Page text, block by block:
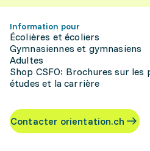
Information pour
Écolières et écoliers
Gymnasiennes et gymnasiens
Adultes
Shop CSFO: Brochures sur les
études et la carrière
Contacter orientation.ch